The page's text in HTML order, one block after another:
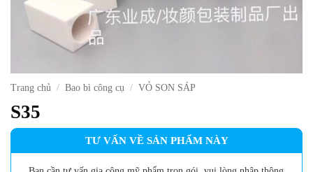
Trang chủ / Bao bì công cụ / VỎ SON SÁP
S35
TƯ VẤN VỀ SẢN PHẨM NÀY